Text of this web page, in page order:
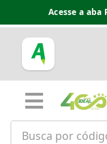
Acesse a aba